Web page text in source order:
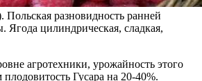
Польская разновидность ранней
Ягода цилиндрическая, сладкая,
агротехники, урожайность этого
Гусара на 20-40%.